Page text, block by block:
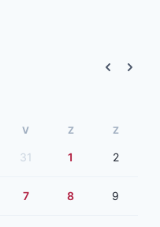
V Z Z
31 1 2
7 8 9